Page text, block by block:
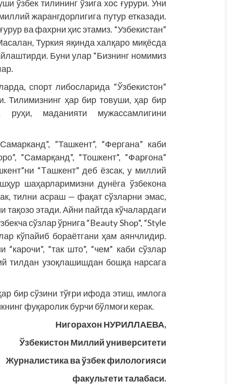
ўзбек тилининг ўзига хос ғурури. Уни
жарангдорлигига путур етказади.
ва фахрни ҳис этамиз. “Узбекистан”
Туркия яқинда халқаро миқёсда
Буни улар “Бизнинг номимиз
спорт либосларида “Ўзбекистон”
Тилимизнинг ҳар бир товуши, ҳар бир
маданияти мужассамлигини
“Ташкент”, “Фергана” каби
“Самарқанд”, “Тошкент”, “Фарғона”
“Tашкент” деб ёзсак, у миллий
шаҳарларимизни дунёга ўзбекона
тилни асраш — фақат сўзларни эмас,
этади. Айни пайтда кўчалардаги
сўзлар ўрнига “Beauty Shop”, “Style
кўпайиб бораётгани ҳам аянчлидир.
“так што”, “чем” каби сўзлар
тилдан узоқлашишдан бошқа нарсага
бир сўзини тўғри ифода этиш, имлога
фуқаролик бурчи бўлмоғи керак.
Нигорахон НУРИЛЛАЕВА,
Ўзбекистон Миллий университети
Журналистика ва ўзбек филологияси
факультети талабаси.